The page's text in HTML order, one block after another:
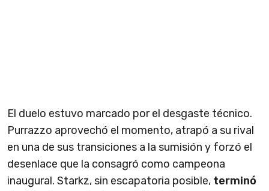
El duelo estuvo marcado por el desgaste técnico.
Purrazzo aprovechó el momento, atrapó a su rival
en una de sus transiciones a la sumisión y forzó el
desenlace que la consagró como campeona
inaugural. Starkz, sin escapatoria posible, terminó